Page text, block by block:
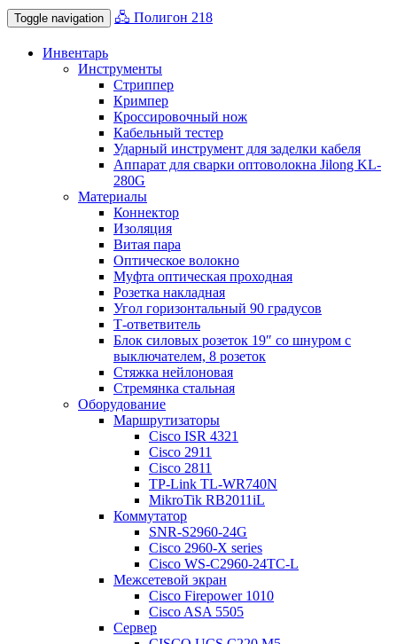
Toggle navigation 🖧 Полигон 218
Инвентарь
Инструменты
Стриппер
Кримпер
Кроссировочный нож
Кабельный тестер
Ударный инструмент для заделки кабеля
Аппарат для сварки оптоволокна Jilong KL-
280G
Материалы
Коннектор
Изоляция
Витая пара
Оптическое волокно
Муфта оптическая проходная
Розетка накладная
Угол горизонтальный 90 градусов
Т-ответвитель
Блок силовых розеток 19″ со шнуром с
выключателем, 8 розеток
Стяжка нейлоновая
Стремянка стальная
Оборудование
Маршрутизаторы
Cisco ISR 4321
Cisco 2911
Cisco 2811
TP-Link TL-WR740N
MikroTik RB2011iL
Коммутатор
SNR-S2960-24G
Cisco 2960-X series
Cisco WS-C2960-24TC-L
Межсетевой экран
Cisco Firepower 1010
Cisco ASA 5505
Сервер